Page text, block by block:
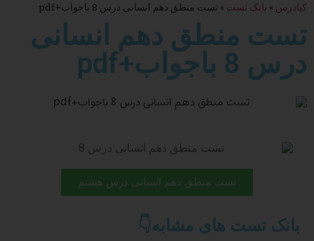
کیادرس » بانک تست » تست منطق دهم انسانی درس 8 باجواب+pdf
تست منطق دهم انسانی
درس 8 باجواب+pdf
تست منطق دهم انسانی درس هشتم
بانک تست های مشابه👇